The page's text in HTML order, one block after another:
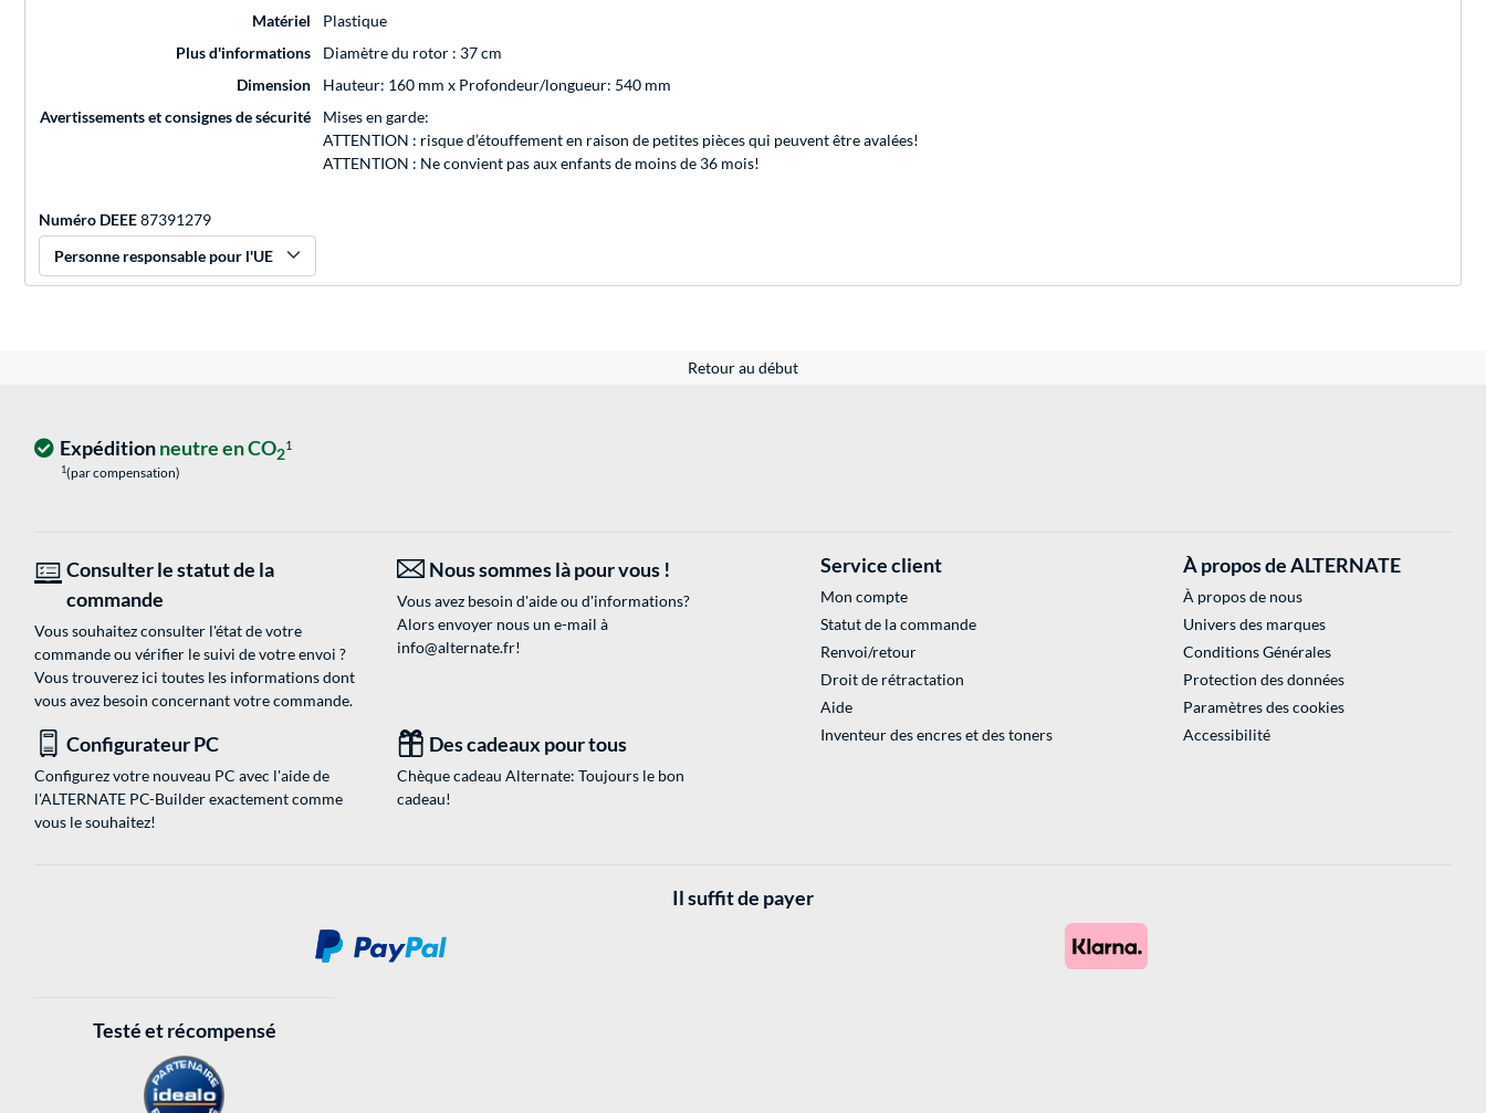
Matériel
Plastique
Plus d'informations
Diamètre du rotor : 37 cm
Dimension
Hauteur: 160 mm x Profondeur/longueur: 540 mm
Avertissements et consignes de sécurité
Mises en garde:
ATTENTION : risque d’étouffement en raison de petites pièces qui peuvent être avalées!
ATTENTION : Ne convient pas aux enfants de moins de 36 mois!
Numéro DEEE87391279
Personne responsable pour l'UE
Retour au début
Expéditionneutre en CO21
1(par compensation)
Consulter le statut de la
commande
Vous souhaitez consulter l'état de votre
commande ou vérifier le suivi de votre envoi ?
Vous trouverez ici toutes les informations dont
vous avez besoin concernant votre commande.
Nous sommes là pour vous !
Vous avez besoin d'aide ou d'informations?
Alors envoyer nous un e-mail à
info@alternate.fr!
Configurateur PC
Configurez votre nouveau PC avec l'aide de
l'ALTERNATE PC-Builder exactement comme
vous le souhaitez!
Des cadeaux pour tous
Chèque cadeau Alternate: Toujours le bon
cadeau!
Service client
Mon compte
Statut de la commande
Renvoi/retour
Droit de rétractation
Aide
Inventeur des encres et des toners
À propos de ALTERNATE
À propos de nous
Univers des marques
Conditions Générales
Protection des données
Paramètres des cookies
Accessibilité
Il suffit de payer
Testé et récompensé